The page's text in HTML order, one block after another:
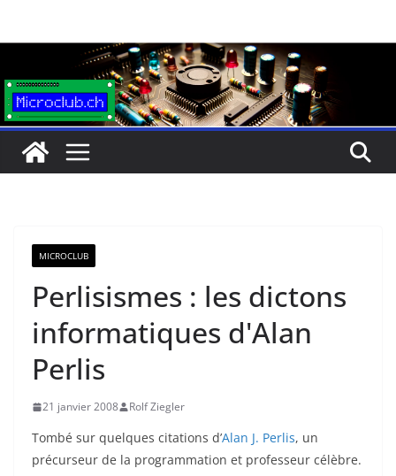
MICROCLUB
Perlisismes : les dictons
informatiques d'Alan
Perlis
21 janvier 2008 Rolf Ziegler
Tombé sur quelques citations d’Alan J. Perlis, un
précurseur de la programmation et professeur célèbre.